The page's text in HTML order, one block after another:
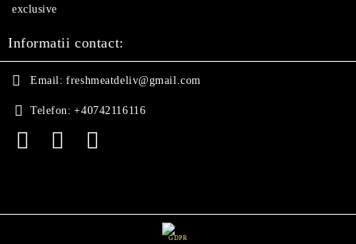
exclusive
Informatii contact:
Email: freshmeatdeliv@gmail.com
Telefon: +40742116116
GDPR